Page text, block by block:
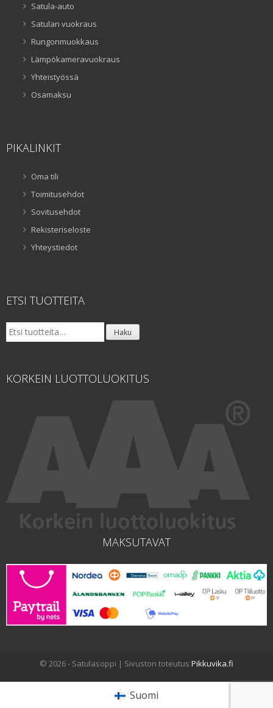
Satula-auto
Satulan vuokraus
Rungonmuokkaus
Lämpökameravuokraus
Yhteistyössä
Osamaksu
PIKALINKIT
Oma tili
Toimitusehdot
Sovitusehdot
Rekisteriseloste
Yhteystiedot
ETSI TUOTTEITA
Etsi: Haku
KORKEIN LUOTTOLUOKITUS
MAKSUTAVAT
© 2026 - Satulasoppi | Sivuston toteutus Pikkuvika.fi
Suomi